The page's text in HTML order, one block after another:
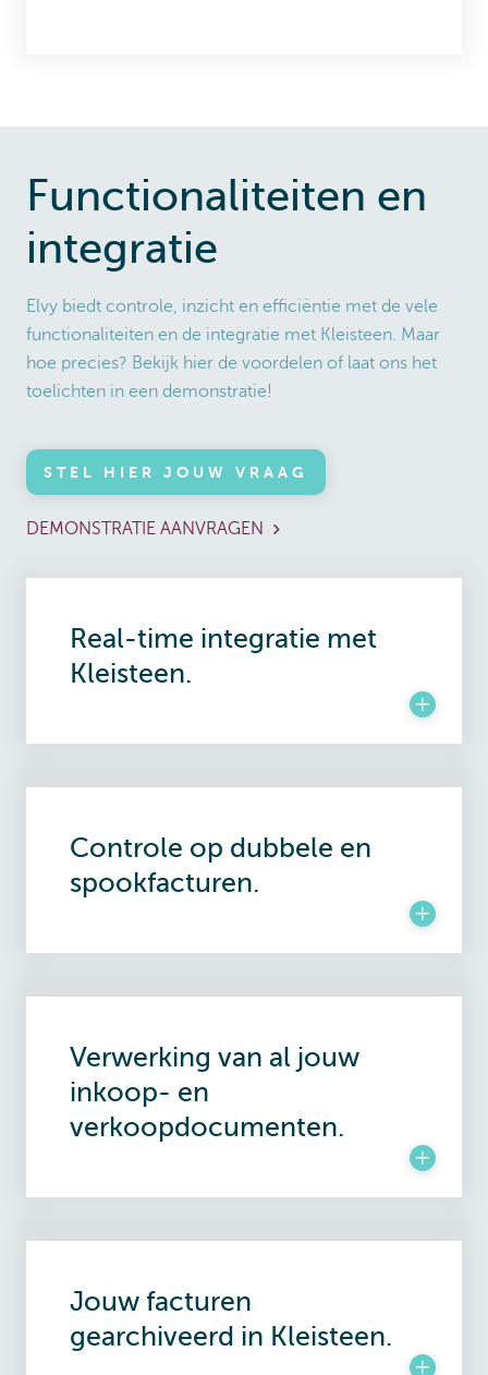
Functionaliteiten en
integratie
Elvy biedt controle, inzicht en efficiëntie met de vele
functionaliteiten en de integratie met Kleisteen. Maar
hoe precies? Bekijk hier de voordelen of laat ons het
toelichten in een demonstratie!
STEL HIER JOUW VRAAG
DEMONSTRATIE AANVRAGEN
Real-time integratie met
Kleisteen.
Controle op dubbele en
spookfacturen.
Verwerking van al jouw
inkoop- en
verkoopdocumenten.
Jouw facturen
gearchiveerd in Kleisteen.